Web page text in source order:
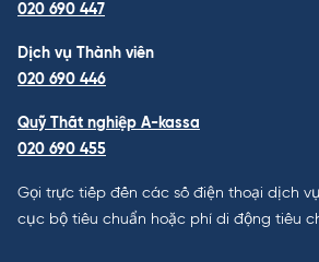
020 690 447
Dịch vụ Thành viên
020 690 446
Quỹ Thất nghiệp A-kassa
020 690 455
Gọi trực tiếp đến các số điện thoại dịch
cục bộ tiêu chuẩn hoặc phí di động tiêu